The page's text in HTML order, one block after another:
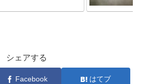
シェアする
Facebook はてブ